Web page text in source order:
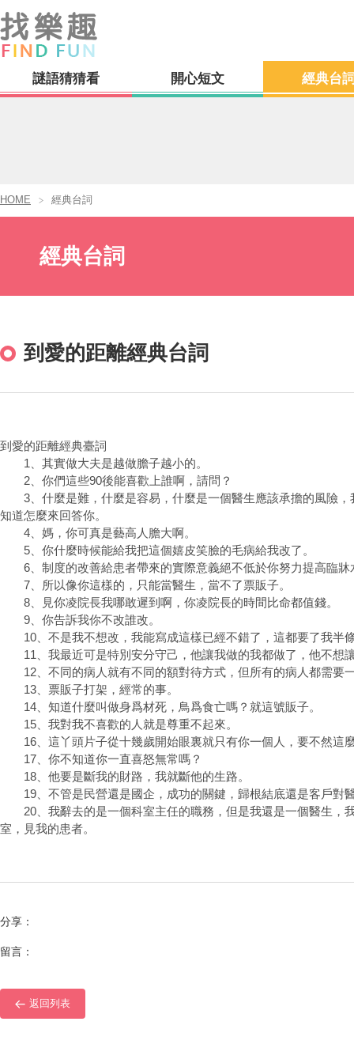
謎語猜猜看 開心短文 經典台
HOME 經典台詞
經典台詞
到愛的距離經典台詞
到愛的距離經典臺詞
1、其實做大夫是越做膽子越小的。
2、你們這些90後能喜歡上誰啊，請問？
3、什麼是難，什麼是容易，什麼是一個醫生應該承擔的風險，
知道怎麼來回答你。
4、媽，你可真是藝高人膽大啊。
5、你什麼時候能給我把這個嬉皮笑臉的毛病給我改了。
6、制度的改善給患者帶來的實際意義絕不低於你努力提高臨牀
7、所以像你這樣的，只能當醫生，當不了票販子。
8、見你凌院長我哪敢遲到啊，你凌院長的時間比命都值錢。
9、你告訴我你不改誰改。
10、不是我不想改，我能寫成這樣已經不錯了，這都要了我半
11、我最近可是特別安分守己，他讓我做的我都做了，他不想
12、不同的病人就有不同的額對待方式，但所有的病人都需要
13、票販子打架，經常的事。
14、知道什麼叫做身爲材死，鳥爲食亡嗎？就這號販子。
15、我對我不喜歡的人就是尊重不起來。
16、這丫頭片子從十幾歲開始眼裏就只有你一個人，要不然這
17、你不知道你一直喜怒無常嗎？
18、他要是斷我的財路，我就斷他的生路。
19、不管是民營還是國企，成功的關鍵，歸根結底還是客戶對
20、我辭去的是一個科室主任的職務，但是我還是一個醫生，
室，見我的患者。
分享：
留言：
返回列表